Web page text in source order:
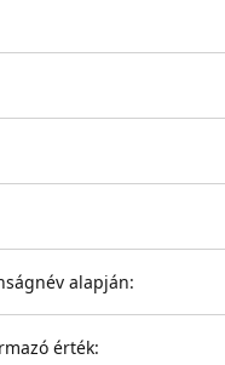
alapján:
érték: